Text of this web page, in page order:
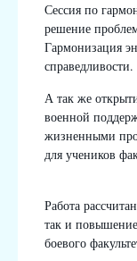
Сессия по
решение
Гармонизация
справедливости.
А так же
военной
жизненными
для учеников
Работа
так и
боевого